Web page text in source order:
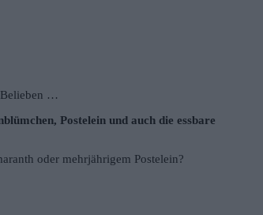
Belieben …
Postelein und auch die essbare
oder mehrjährigem Postelein?